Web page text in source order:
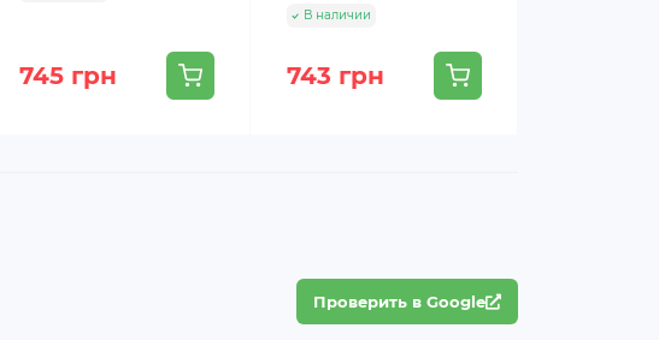
745 грн
В наличии
743 грн
Проверить в Google